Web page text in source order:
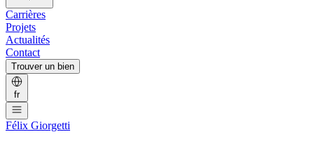
Carrières
Projets
Actualités
Contact
Trouver un bien
fr
Félix Giorgetti